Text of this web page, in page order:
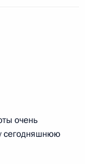
очень
сегодняшнюю